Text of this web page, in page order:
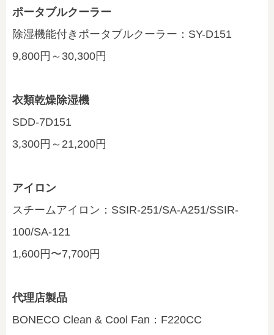
ポータブルクーラー
除湿機能付きポータブルクーラー：SY-D151
9,800円～30,300円
衣類乾燥除湿機
SDD-7D151
3,300円～21,200円
アイロン
スチームアイロン：SSIR-251/SA-A251/SSIR-
100/SA-121
1,600円〜7,700円
代理店製品
BONECO Clean & Cool Fan：F220CC